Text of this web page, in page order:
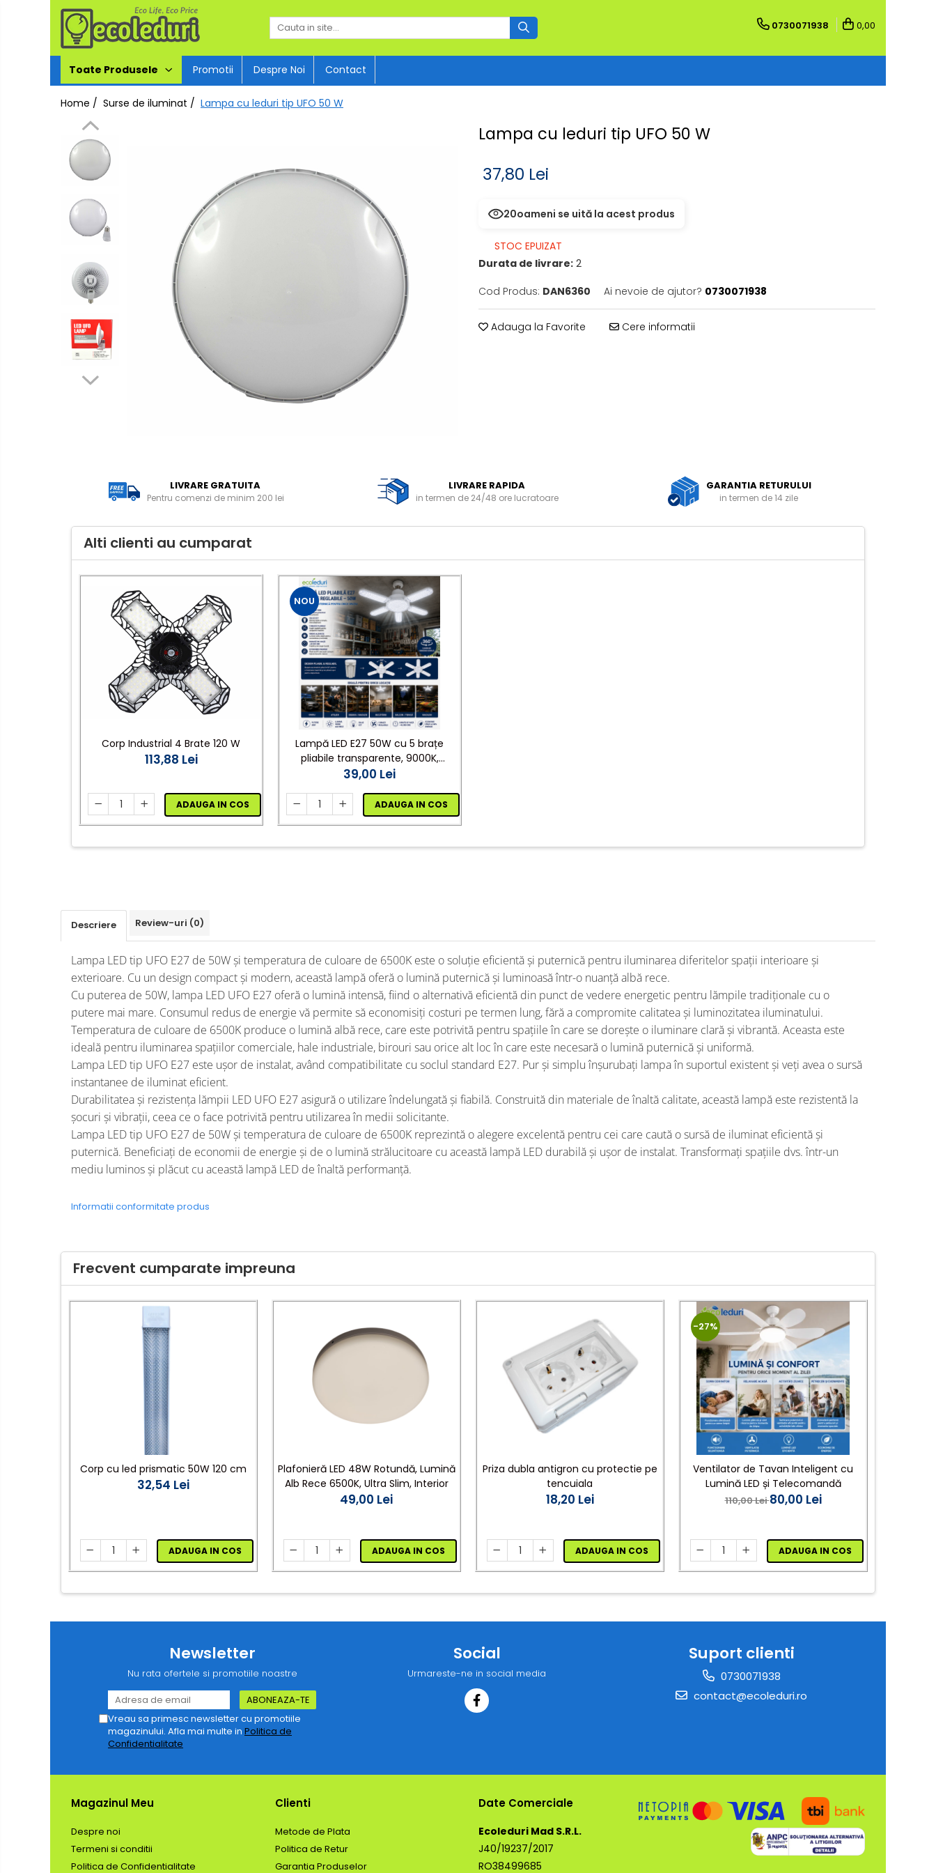
Toate Produsele
Surse de iluminat
Surse de iluminat
Banda LED
Bec Color led
Becuri Led
Becuri & lampi led cu fasung
Ghirlande luminoase
Modul Led pentru aplica
Tub Neon LED
Corpuri Led - industriale
Proiectoare LED
Lămpi portabile
miscare,crepuscular,dulii cu
Lampi emergente
Aparataj şi accesorii
Aparataj şi accesorii
Cablu electric, canal cablu
Cap prelungitor
electrice/Morsete/reglete
Dulii/Dulie adaptor
Electrocasnice de mici
Mufe,Accesorii TV
Multimetru Digital
Prelungitoare/Derulatoare
Starter/Droser
Întrerupătoare/Comutatoare
Ştechere/Stecher adaptor
Tablou si sigurante electrice
Scule / utile / sonerii/
Chei , clesti , patenti
Pistoale de lipit si accesorii
taiat,accesorii pentru gaurit si
Accesorii camping
Conetica si conexiuni
Masina de facut gheata
0730071938 0,00
Toate Produsele Promotii Despre Noi Contact
Home / Surse de iluminat / Lampa cu leduri tip UFO 50 W
Lampa cu leduri tip UFO 50 W
37,80 Lei
20oameni se uită la acest produs
STOC EPUIZAT
Durata de livrare: 2
Cod Produs: DAN6360 Ai nevoie de ajutor? 0730071938
Adauga la Favorite Cere informatii
LIVRARE GRATUITA
Pentru comenzi de minim 200 lei
LIVRARE RAPIDA
in termen de 24/48 ore lucratoare
GARANTIA RETURULUI
in termen de 14 zile
Alti clienti au cumparat
Corp Industrial 4 Brate 120 W
113,88 Lei
ADAUGA IN COS
NOU
Lampă LED E27 50W cu 5 brațe
pliabile transparente, 9000K,
iluminare 360°, lumină rece
39,00 Lei
ADAUGA IN COS
Descriere Review-uri (0)
Lampa LED tip UFO E27 de 50W și temperatura de culoare de 6500K este o soluție eficientă și puternică pentru iluminarea diferitelor spații interioare și
exterioare. Cu un design compact și modern, această lampă oferă o lumină puternică și luminoasă într-o nuanță albă rece.
Cu puterea de 50W, lampa LED UFO E27 oferă o lumină intensă, fiind o alternativă eficientă din punct de vedere energetic pentru lămpile tradiționale cu o
putere mai mare. Consumul redus de energie vă permite să economisiți costuri pe termen lung, fără a compromite calitatea și luminozitatea iluminatului.
Temperatura de culoare de 6500K produce o lumină albă rece, care este potrivită pentru spațiile în care se dorește o iluminare clară și vibrantă. Aceasta este
ideală pentru iluminarea spațiilor comerciale, hale industriale, birouri sau orice alt loc în care este necesară o lumină puternică și uniformă.
Lampa LED tip UFO E27 este ușor de instalat, având compatibilitate cu soclul standard E27. Pur și simplu înșurubați lampa în suportul existent și veți avea o sursă
instantanee de iluminat eficient.
Durabilitatea și rezistența lămpii LED UFO E27 asigură o utilizare îndelungată și fiabilă. Construită din materiale de înaltă calitate, această lampă este rezistentă la
șocuri și vibrații, ceea ce o face potrivită pentru utilizarea în medii solicitante.
Lampa LED tip UFO E27 de 50W și temperatura de culoare de 6500K reprezintă o alegere excelentă pentru cei care caută o sursă de iluminat eficientă și
puternică. Beneficiați de economii de energie și de o lumină strălucitoare cu această lampă LED durabilă și ușor de instalat. Transformați spațiile dvs. într-un
mediu luminos și plăcut cu această lampă LED de înaltă performanță.
Informatii conformitate produs
Frecvent cumparate impreuna
Corp cu led prismatic 50W 120 cm
32,54 Lei
ADAUGA IN COS
Plafonieră LED 48W Rotundă, Lumină
Alb Rece 6500K, Ultra Slim, Interior
49,00 Lei
ADAUGA IN COS
Priza dubla antigron cu protectie pe
tencuiala
18,20 Lei
ADAUGA IN COS
-27%
Ventilator de Tavan Inteligent cu
Lumină LED și Telecomandă
110,00 Lei80,00 Lei
ADAUGA IN COS
Newsletter
Nu rata ofertele si promotiile noastre
Vreau sa primesc newsletter cu promotiile
magazinului. Afla mai multe in Politica de
Confidentialitate
Social
Urmareste-ne in social media
Suport clienti
0730071938
contact@ecoleduri.ro
Magazinul Meu
Despre noi
Termeni si conditii
Politica de Confidentialitate
Clienti
Metode de Plata
Politica de Retur
Garantia Produselor
Date Comerciale
Ecoleduri Mad S.R.L.
J40/19237/2017
RO38499685